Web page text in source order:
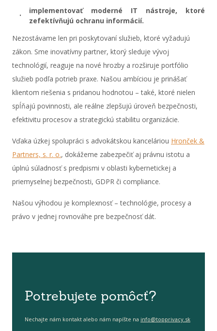
implementovať moderné IT nástroje, ktoré
zefektívňujú ochranu informácií.
Nezostávame len pri poskytovaní služieb, ktoré vyžadujú
zákon. Sme inovatívny partner, ktorý sleduje vývoj
technológií, reaguje na nové hrozby a rozširuje portfólio
služieb podľa potrieb praxe. Našou ambíciou je prinášať
klientom riešenia s pridanou hodnotou – také, ktoré nielen
spĺňajú povinnosti, ale reálne zlepšujú úroveň bezpečnosti,
efektivitu procesov a strategickú stabilitu organizácie.
Vďaka úzkej spolupráci s advokátskou kanceláriou Hronček &
Partners, s. r. o., dokážeme zabezpečiť aj právnu istotu a
úplnú súladnosť s predpismi v oblasti kybernetickej a
priemyselnej bezpečnosti, GDPR či compliance.
Našou výhodou je komplexnosť – technológie, procesy a
právo v jednej rovnováhe pre bezpečnosť dát.
Potrebujete pomôcť?
Nechajte nám kontakt alebo nám napíšte na info@topprivacy.sk